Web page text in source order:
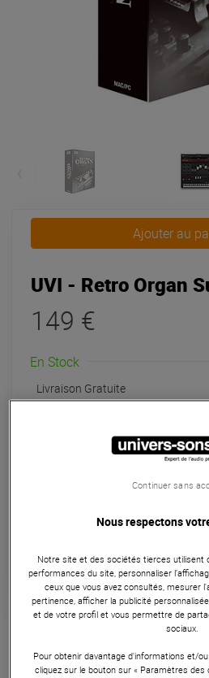
Ajouter au
UVI - Retro Organ
149 €
En Stock
Livraison Gratuite
Retrait magasin en 48h
49 / mois
Coût
Retro Organ Suite offre près d’un
Nous respectons
Notre site et des sociétés tierces utilisent
performances du site, personnaliser
ceux que vous avez consultés, mesurer
pertinence, afficher la publicité
et de votre profil et vous permettre de
sociaux.
Pour obtenir davantage d'informations et/
cliquez sur le bouton sur « Paramètres des
Continuer sans